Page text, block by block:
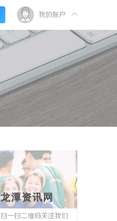
我的账户
龙潭资讯网
扫一扫二维码关注我们